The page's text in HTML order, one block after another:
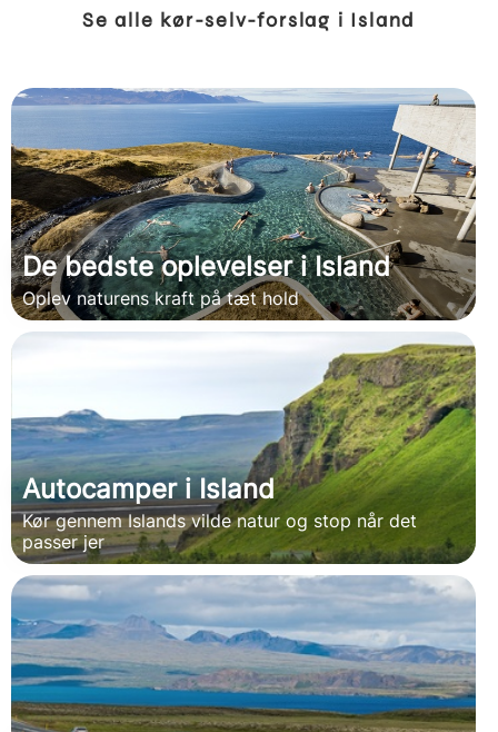
Se alle kør-selv-forslag i Island
De bedste oplevelser i Island
Oplev naturens kraft på tæt hold
Autocamper i Island
Kør gennem Islands vilde natur og stop når det
passer jer